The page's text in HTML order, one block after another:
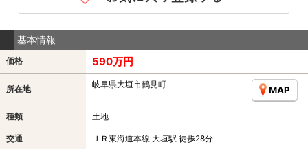
基本情報
価格 590万円
所在地 岐阜県大垣市鶴見町
MAP
種類 土地
交通 ＪＲ東海道本線 大垣駅 徒歩28分